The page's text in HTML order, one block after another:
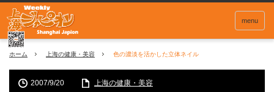
menu
ホーム 上海の健康・美容 色の濃淡を活かした立体ネイル
2007/9/20 上海の健康・美容